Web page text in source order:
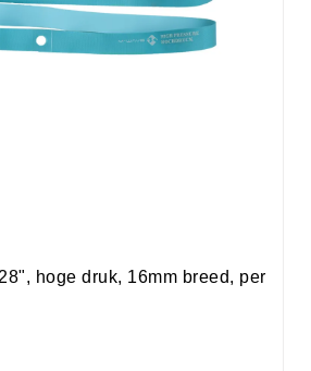
hoge druk, 16mm breed, per